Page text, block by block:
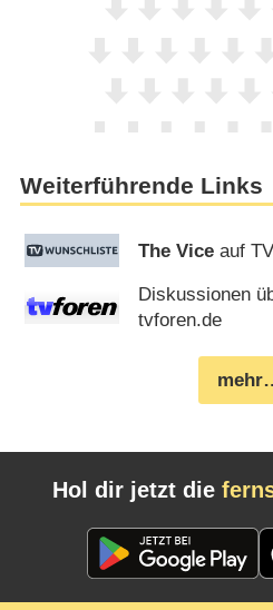
Weiterführende Links
The Vice auf
Diskussionen
tvforen.de
Hol dir jetzt die